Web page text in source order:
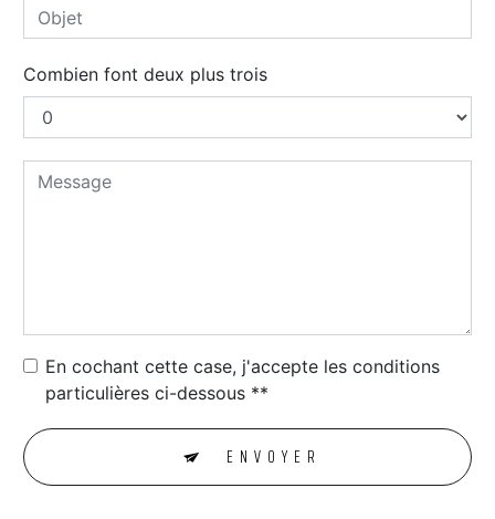
Combien font deux plus trois
En cochant cette case, j'accepte les conditions
particulières ci-dessous **
ENVOYER